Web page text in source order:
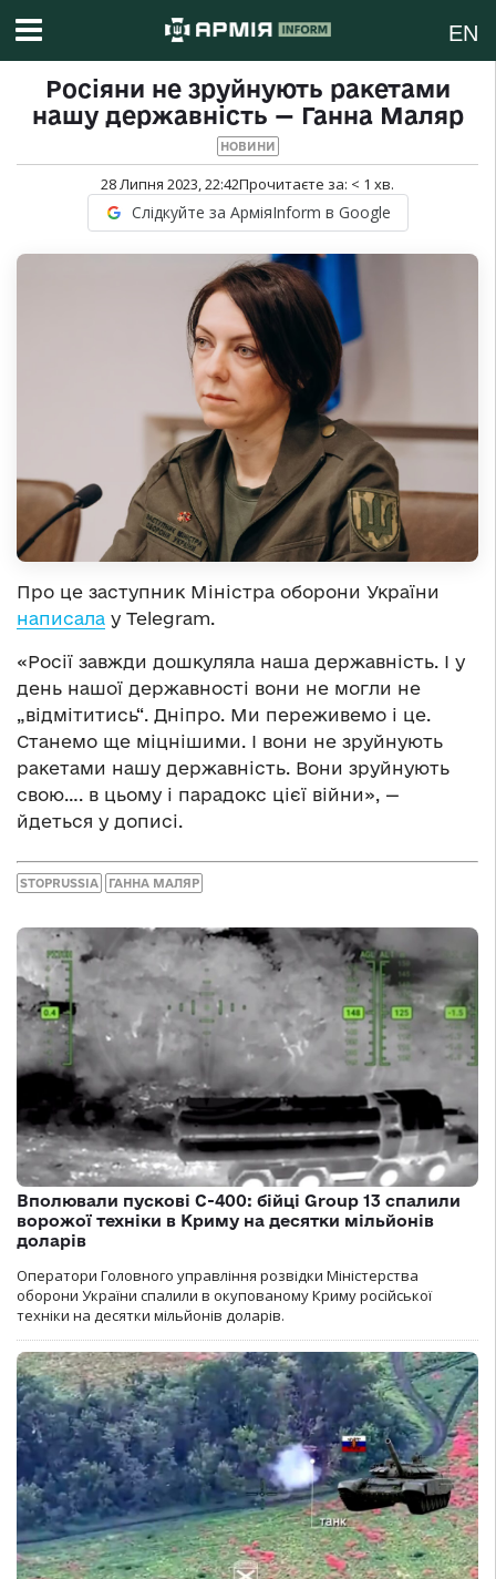
EN
Росіяни не зруйнують ракетами
нашу державність — Ганна Маляр
НОВИНИ
28 Липня 2023, 22:42Прочитаєте за: < 1 хв.
Слідкуйте за АрміяInform в Google
Про це заступник Міністра оборони України
написала у Telegram.
«Росії завжди дошкуляла наша державність. І у
день нашої державності вони не могли не
„відмітитись“. Дніпро. Ми переживемо і це.
Станемо ще міцнішими. І вони не зруйнують
ракетами нашу державність. Вони зруйнують
свою…. в цьому і парадокс цієї війни», —
йдеться у дописі.
STOPRUSSIA ГАННА МАЛЯР
Вполювали пускові С-400: бійці Group 13 спалили
ворожої техніки в Криму на десятки мільйонів
доларів
Оператори Головного управління розвідки Міністерства
оборони України спалили в окупованому Криму російської
техніки на десятки мільйонів доларів.